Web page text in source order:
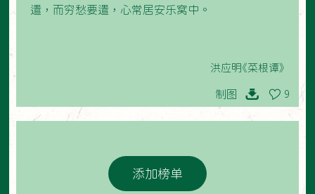
遣，而穷愁要遣，心常居安乐窝中。
洪应明《菜根谭》
制图 9
添加榜单